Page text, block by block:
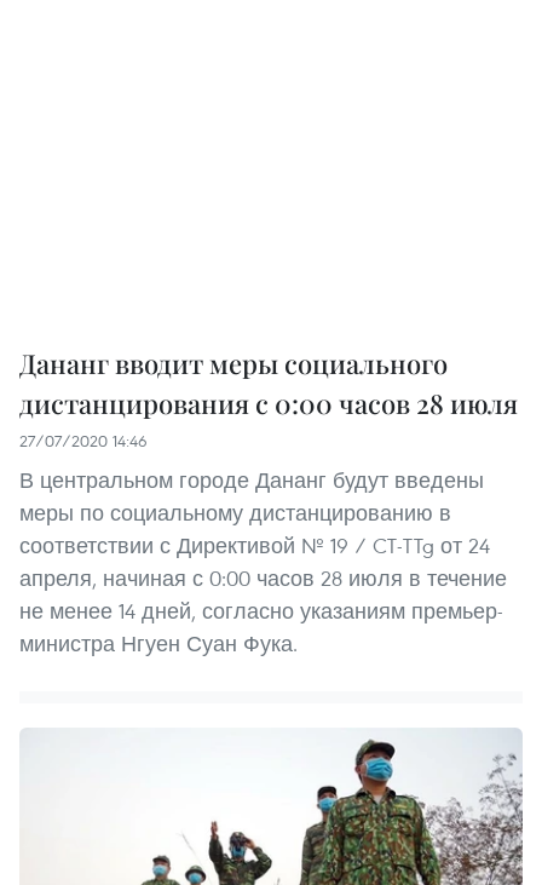
Дананг вводит меры социального
дистанцирования с 0:00 часов 28 июля
27/07/2020 14:46
В центральном городе Дананг будут введены
меры по социальному дистанцированию в
соответствии с Директивой № 19 / CT-TTg от 24
апреля, начиная с 0:00 часов 28 июля в течение
не менее 14 дней, согласно указаниям премьер-
министра Нгуен Суан Фука.